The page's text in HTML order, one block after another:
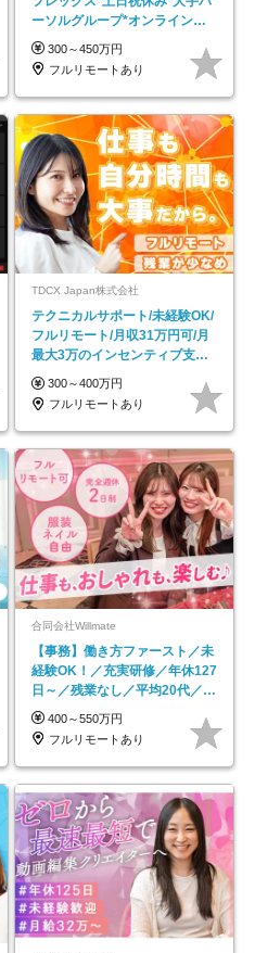
ーソルグループ*オンライン面
接*30～40代活躍中
300～450万円
フルリモートあり
TDCX Japan株式会社
テクニカルサポート/未経験OK/
フルリモート/月収31万円可/月
最大3万のインセンティブ支給/
平均年齢33歳
300～400万円
フルリモートあり
合同会社Willmate
【事務】働き方ファースト／未
経験OK！／充実研修／年休127
日～／残業なし／平均20代／リ
モートOK
400～550万円
フルリモートあり